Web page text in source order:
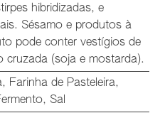
hibridizadas, e
Sésamo e produtos à
pode conter vestígios de
cruzada (soja e mostarda).
, Farinha de Pasteleira,
, Sal